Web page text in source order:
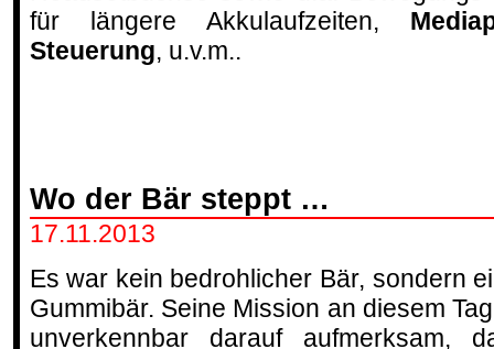
für längere Akkulaufzeiten,
Steuerung, u.v.m..
Wo der Bär steppt …
17.11.2013
Es war kein bedrohlicher Bär, sondern
Gummibär. Seine Mission an diesem
unverkennbar darauf aufmerksam,